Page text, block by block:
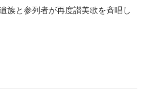
族と参列者が再度讃美歌を斉唱し